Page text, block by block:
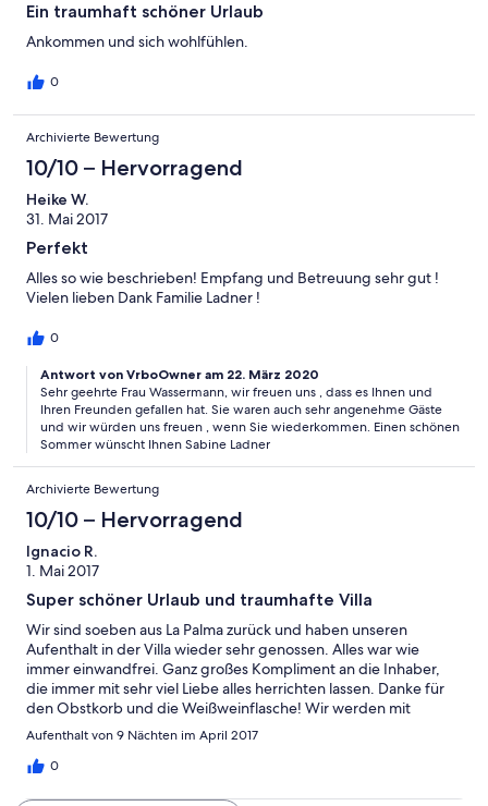
Ein traumhaft schöner Urlaub
Ankommen und sich wohlfühlen.
0
Archivierte Bewertung
10/10 – Hervorragend
Heike W.
31. Mai 2017
Perfekt
Alles so wie beschrieben! Empfang und Betreuung sehr gut !
Vielen lieben Dank Familie Ladner !
0
Antwort von VrboOwner am 22. März 2020
Sehr geehrte Frau Wassermann, wir freuen uns , dass es Ihnen und
Ihren Freunden gefallen hat. Sie waren auch sehr angenehme Gäste
und wir würden uns freuen , wenn Sie wiederkommen. Einen schönen
Sommer wünscht Ihnen Sabine Ladner
Archivierte Bewertung
10/10 – Hervorragend
Ignacio R.
1. Mai 2017
Super schöner Urlaub und traumhafte Villa
Wir sind soeben aus La Palma zurück und haben unseren
Aufenthalt in der Villa wieder sehr genossen. Alles war wie
immer einwandfrei. Ganz großes Kompliment an die Inhaber,
die immer mit sehr viel Liebe alles herrichten lassen. Danke für
den Obstkorb und die Weißweinflasche! Wir werden mit
Sicherheit wiederkommen!
Aufenthalt von 9 Nächten im April 2017
0